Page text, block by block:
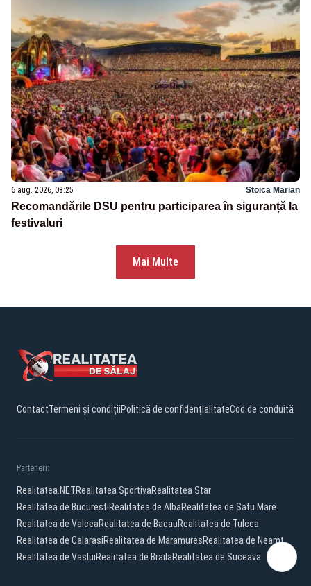
6 aug. 2026, 08:25 Stoica Marian
Recomandările DSU pentru participarea în siguranță la
festivaluri
Mai Multe
ContactTermeni și condițiiPolitică de confidențialitateCod de conduită
Parteneri:
Realitatea.NETRealitatea SportivaRealitatea Star
Realitatea de BucurestiRealitatea de AlbaRealitatea de Satu Mare
Realitatea de ValceaRealitatea de BacauRealitatea de Tulcea
Realitatea de CalarasiRealitatea de MaramuresRealitatea de Neamt
Realitatea de VasluiRealitatea de BrailaRealitatea de Suceava